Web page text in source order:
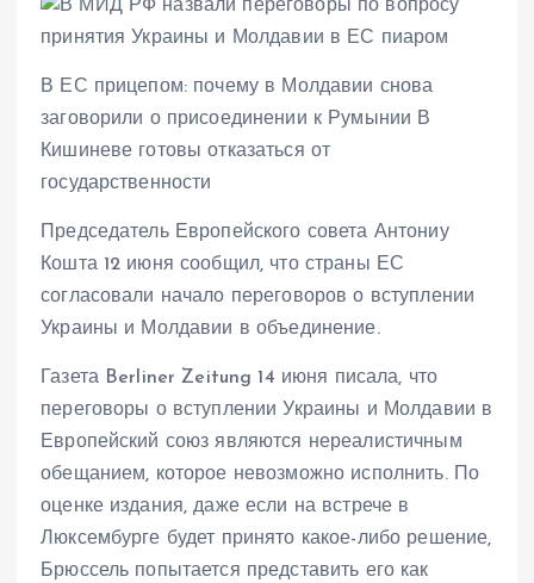
В ЕС прицепом: почему в Молдавии снова
заговорили о присоединении к Румынии В
Кишиневе готовы отказаться от
государственности
Председатель Европейского совета Антониу
Кошта 12 июня сообщил, что страны ЕС
согласовали начало переговоров о вступлении
Украины и Молдавии в объединение.
Газета Berliner Zeitung 14 июня писала, что
переговоры о вступлении Украины и Молдавии в
Европейский союз являются нереалистичным
обещанием, которое невозможно исполнить. По
оценке издания, даже если на встрече в
Люксембурге будет принято какое-либо решение,
Брюссель попытается представить его как